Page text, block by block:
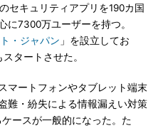
キュリティアプリを190カ国
に7300万ユーザーを持つ。
・ジャパン 」を設立してお
タートさせた。
マートフォンやタブレット端末
難・紛失による情報漏えい対策
ースが一般的になった。た